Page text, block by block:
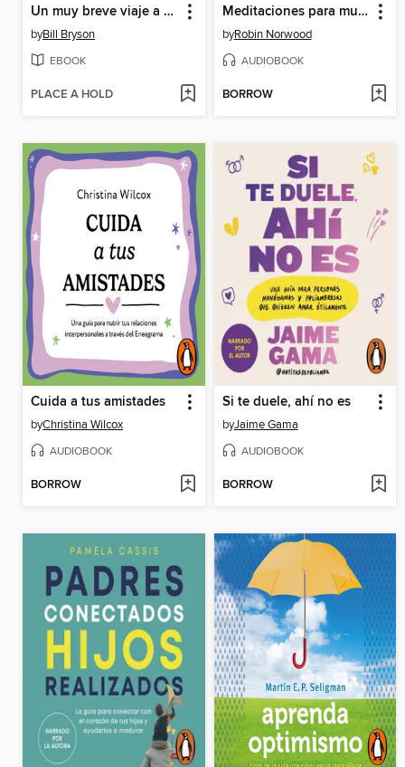
Un muy breve viaje a través del cuerpo
byBill Bryson
EBOOK
PLACE A HOLD
Meditaciones para mujeres que aman demasiado (Mujeres que aman demasiado)
byRobin Norwood
AUDIOBOOK
BORROW
Cuida a tus amistades
byChristina Wilcox
AUDIOBOOK
BORROW
Si te duele, ahí no es
byJaime Gama
AUDIOBOOK
BORROW